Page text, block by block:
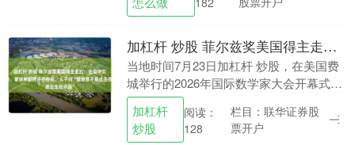
莲”、碳纤....
加杠杆 炒股 菲尔兹奖美国得主走红：会说中文脱口秀，曾讲单田芳评书夺冠，儿子问“爸爸是不是出生在中国”
当地时间7月23日加杠杆 炒股，在美国费
城举行的2026年国际数学家大会开幕式
上，中国籍数学家王虹、邓煜获得菲尔兹
奖。与此同时，另一位获奖者——美国数
学家约翰帕....
加杠杆
炒股
阅读：
128
栏目：联华证券股
票开户